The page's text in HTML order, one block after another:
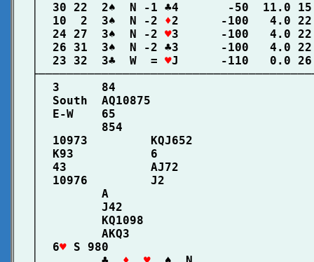
│  30 22  2♠  N -1 ♣4       -50  11.0
│  10  2  3♠  N -2 ♦2      -100   4.0
│  24 27  3♠  N -2 ♥3      -100   4.0
│  26 31  3♠  N -2 ♣3      -100   4.0
│  23 32  3♣  W  = ♥J      -110   0.0
│  3      84
│  South  AQ10875
│  E-W    65
│         854
│  10973         KQJ652
│  K93           6
│  43            AJ72
│  10976         J2
│         A
│         J42
│         KQ1098
│         AKQ3
│  6♥ S 980